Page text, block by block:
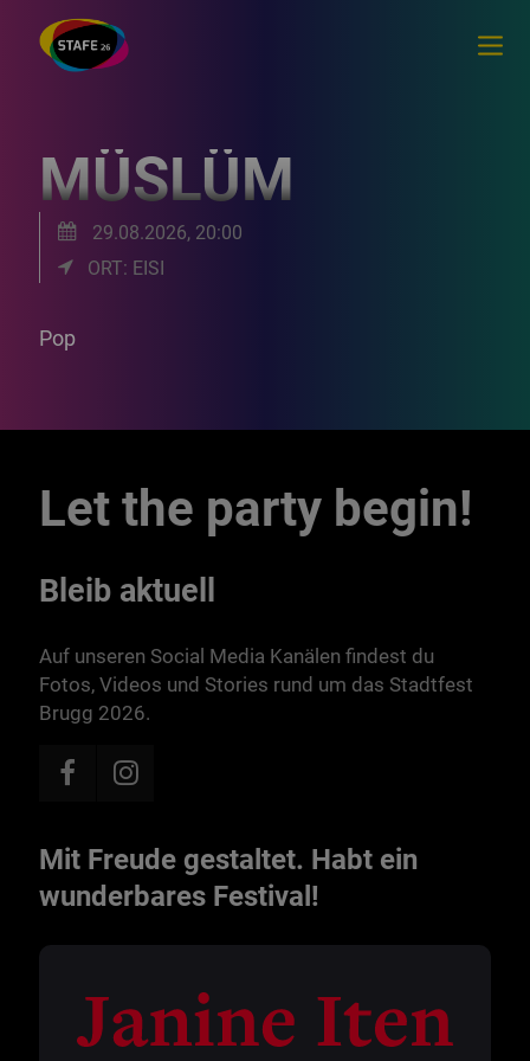
MÜSLÜM
29.08.2026, 20:00
ORT: EISI
Pop
Let the party begin!
Bleib aktuell
Auf unseren Social Media Kanälen findest du
Fotos, Videos und Stories rund um das Stadtfest
Brugg 2026.
Mit Freude gestaltet. Habt ein
wunderbares Festival!